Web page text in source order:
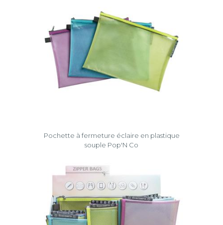
Pochette à fermeture éclaire en plastique
souple Pop'N Co